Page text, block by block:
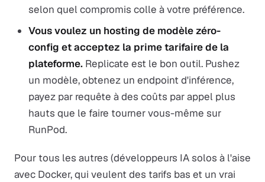
selon quel compromis colle à votre préférence.
Vous voulez un hosting de modèle zéro-
config et acceptez la prime tarifaire de la
plateforme. Replicate est le bon outil. Pushez
un modèle, obtenez un endpoint d'inférence,
payez par requête à des coûts par appel plus
hauts que le faire tourner vous-même sur
RunPod.
Pour tous les autres (développeurs IA solos à l'aise
avec Docker, qui veulent des tarifs bas et un vrai